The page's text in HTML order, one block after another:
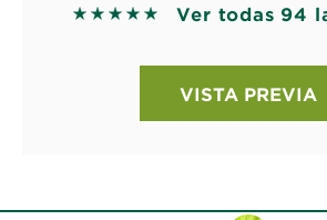
5 out of 5 stars based on
Ver todas 94
VISTA PREVIA